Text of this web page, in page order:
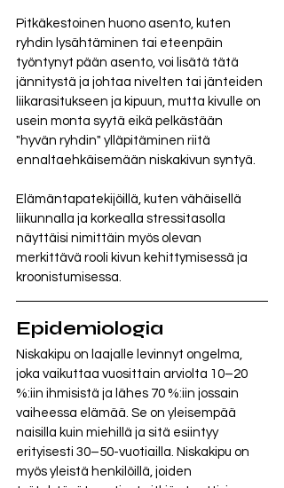
Pitkäkestoinen huono asento, kuten
ryhdin lysähtäminen tai eteenpäin
työntynyt pään asento, voi lisätä tätä
jännitystä ja johtaa nivelten tai jänteiden
liikarasitukseen ja kipuun, mutta kivulle on
usein monta syytä eikä pelkästään
"hyvän ryhdin" ylläpitäminen riitä
ennaltaehkäisemään niskakivun syntyä.
Elämäntapatekijöillä, kuten vähäisellä
liikunnalla ja korkealla stressitasolla
näyttäisi nimittäin myös olevan
merkittävä rooli kivun kehittymisessä ja
kroonistumisessa.
Epidemiologia
Niskakipu on laajalle levinnyt ongelma,
joka vaikuttaa vuosittain arviolta 10–20
%:iin ihmisistä ja lähes 70 %:iin jossain
vaiheessa elämää. Se on yleisempää
naisilla kuin miehillä ja sitä esiintyy
erityisesti 30–50-vuotiailla. Niskakipu on
myös yleistä henkilöillä, joiden